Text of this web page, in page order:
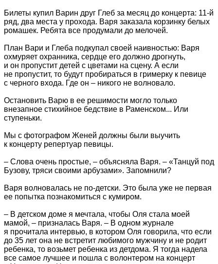
Билеты купил Варин друг Глеб за месяц до концерта: 11-й
ряд, два места у прохода. Варя заказала корзинку белых
ромашек. Ребята все продумали до мелочей.
План Вари и Глеба подкупал своей наивностью: Варя
охмуряет охранника, сердце его должно дрогнуть,
и он пропустит детей с цветами на сцену. А если
не пропустит, то будут пробираться в гримерку к певице
с черного входа. Где он – никого не волновало.
Остановить Варю в ее решимости могло только
внезапное стихийное бедствие в Раменском... Или
ступеньки.
Мы с фотографом Женей должны были выучить
к концерту репертуар певицы.
– Слова очень простые, – объясняла Варя. – «Танцуй под
Бузову, тряси своими арбузами». Запомнили?
Варя волновалась не по-детски. Это была уже не первая
ее попытка познакомиться с кумиром.
– В детском доме я мечтала, чтобы Оля стала моей
мамой, – призналась Варя. – В одном журнале
я прочитала интервью, в котором Оля говорила, что если
до 35 лет она не встретит любимого мужчину и не родит
ребенка, то возьмет ребенка из детдома. Я тогда надела
все самое лучшее и пошла с волонтером на концерт